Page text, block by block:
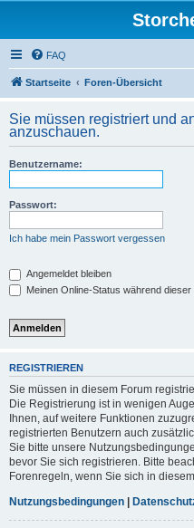
FAQ
Startseite Foren-Übersicht
Sie müssen registriert und
anzuschauen.
Benutzername:
Passwort:
Ich habe mein Passwort vergessen
Angemeldet bleiben
Meinen Online-Status während
REGISTRIEREN
Sie müssen in diesem Forum
Die Registrierung ist in wenigen
Ihnen, auf weitere Funktionen
registrierten Benutzern auch
Sie bitte unsere
bevor Sie sich registrieren. Bitte
Forenregeln, wenn Sie sich in
Nutzungsbedingungen |